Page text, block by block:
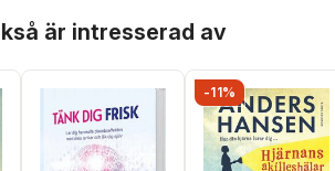
är intresserad av
-11%